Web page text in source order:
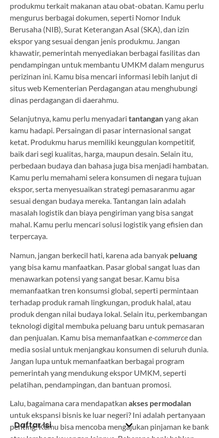
produkmu terkait makanan atau obat-obatan. Kamu perlu
mengurus berbagai dokumen, seperti Nomor Induk
Berusaha (NIB), Surat Keterangan Asal (SKA), dan izin
ekspor yang sesuai dengan jenis produkmu. Jangan
khawatir, pemerintah menyediakan berbagai fasilitas dan
pendampingan untuk membantu UMKM dalam mengurus
perizinan ini. Kamu bisa mencari informasi lebih lanjut di
situs web Kementerian Perdagangan atau menghubungi
dinas perdagangan di daerahmu.
Selanjutnya, kamu perlu menyadari tantanganyang akan
kamu hadapi. Persaingan di pasar internasional sangat
ketat. Produkmu harus memiliki keunggulan kompetitif,
baik dari segi kualitas, harga, maupun desain. Selain itu,
perbedaan budaya dan bahasa juga bisa menjadi hambatan.
Kamu perlu memahami selera konsumen di negara tujuan
ekspor, serta menyesuaikan strategi pemasaranmu agar
sesuai dengan budaya mereka. Tantangan lain adalah
masalah logistik dan biaya pengiriman yang bisa sangat
mahal. Kamu perlu mencari solusi logistik yang efisien dan
terpercaya.
Namun, jangan berkecil hati, karena ada banyak peluang
yang bisa kamu manfaatkan. Pasar global sangat luas dan
menawarkan potensi yang sangat besar. Kamu bisa
memanfaatkan tren konsumsi global, seperti permintaan
terhadap produk ramah lingkungan, produk halal, atau
produk dengan nilai budaya lokal. Selain itu, perkembangan
teknologi digital membuka peluang baru untuk pemasaran
dan penjualan. Kamu bisa memanfaatkan e-commercedan
media sosial untuk menjangkau konsumen di seluruh dunia.
Jangan lupa untuk memanfaatkan berbagai program
pemerintah yang mendukung ekspor UMKM, seperti
pelatihan, pendampingan, dan bantuan promosi.
Lalu, bagaimana cara mendapatkan akses permodalan
untuk ekspansi bisnis ke luar negeri? Ini adalah pertanyaan
penting. Kamu bisa mencoba mengajukan pinjaman ke bank
Daftar Isi